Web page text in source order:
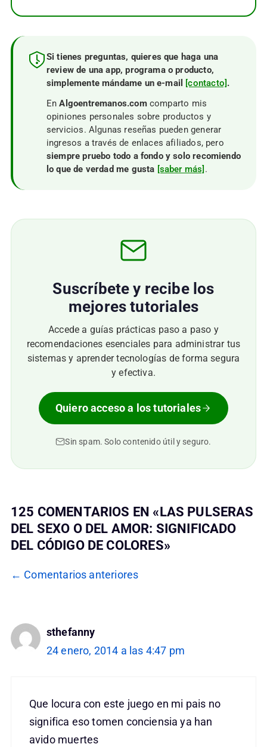
Si tienes preguntas, quieres que haga una
review de una app, programa o producto,
simplemente mándame un e-mail [contacto].
EnAlgoentremanos.comcomparto mis
opiniones personales sobre productos y
servicios. Algunas reseñas pueden generar
ingresos a través de enlaces afiliados, pero
siempre pruebo todo a fondo y solo recomiendo
lo que de verdad me gusta [saber más] .
Suscríbete y recibe los
mejores tutoriales
Accede a guías prácticas paso a paso y
recomendaciones esenciales para administrar tus
sistemas y aprender tecnologías de forma segura
y efectiva.
Quiero acceso a los tutoriales
Sin spam. Solo contenido útil y seguro.
125 COMENTARIOS EN «LAS PULSERAS
DEL SEXO O DEL AMOR: SIGNIFICADO
DEL CÓDIGO DE COLORES»
NAVEGACIÓN
← Comentarios anteriores
sthefanny
24 enero, 2014 a las 4:47 pm
Que locura con este juego en mi pais no
significa eso tomen conciensia ya han
avido muertes